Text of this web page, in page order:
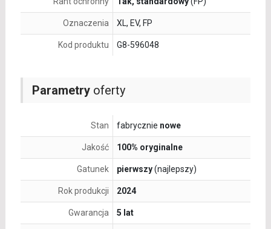
Parametryoferty
Stan fabrycznie nowe
Jakość 100% oryginalne
Gatunek pierwszy(najlepszy)
Rok produkcji 2024
Gwarancja 5 lat
Oznaczenia XL, EV, FP
Kod produktu G8-596048